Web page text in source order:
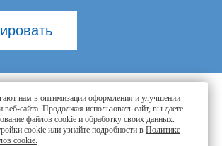
нам в оптимизации оформления и улучшении
веб-сайта. Продолжая использовать сайт, вы даете
файлов cookie и обработку своих данных.
cookie или узнайте подробности в Политике
cookie.
с видом на ипподром